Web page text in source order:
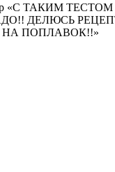
«С ТАКИМ
ДЕЛЮСЬ
ПОПЛАВОК!!»